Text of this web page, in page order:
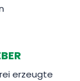
erzeugte